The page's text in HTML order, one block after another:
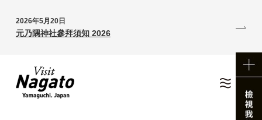
2026年5月20日
元乃隅神社參拜須知 2026